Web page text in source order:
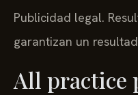
Publicidad legal.
garantizan un
All practice